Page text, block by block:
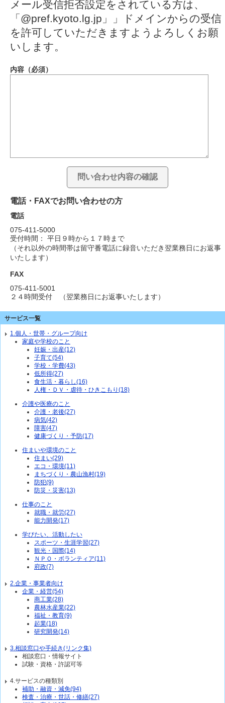
メール受信拒否設定をされている方は、
「@pref.kyoto.lg.jp」」ドメインからの受信
を許可していただきますようよろしくお願
いします。
内容（必須）
電話・FAXでお問い合わせの方
電話
075-411-5000
受付時間： 平日９時から１７時まで
（それ以外の時間帯は留守番電話に録音いただき翌業務日にお返事
いたします）
FAX
075-411-5001
２４時間受付 （翌業務日にお返事いたします）
サービス一覧
1.個人・世帯・グループ向け
家庭や学校のこと
妊娠・出産(12)
子育て(54)
学校・学費(43)
低所得(27)
食生活・暮らし(16)
人権・ＤＶ・虐待・ひきこもり(18)
介護や医療のこと
介護・老後(27)
病気(42)
障害(47)
健康づくり・予防(17)
住まいや環境のこと
住まい(29)
エコ・環境(11)
まちづくり・農山漁村(19)
防犯(9)
防災・災害(13)
仕事のこと
就職・就労(27)
能力開発(17)
学びたい、活動したい
スポーツ・生涯学習(27)
観光・国際(14)
ＮＰＯ・ボランティア(11)
府政(7)
2.企業・事業者向け
企業・経営(54)
商工業(28)
農林水産業(22)
福祉・教育(9)
起業(18)
研究開発(14)
3.相談窓口や手続き(リンク集)
相談窓口・情報サイト
試験・資格・許認可等
4.サービスの種類別
補助・融資・減免(94)
検査・治療・世話・修繕(27)